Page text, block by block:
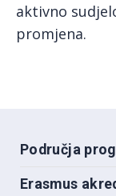
aktivno
promjena.
Područja
Erasmus